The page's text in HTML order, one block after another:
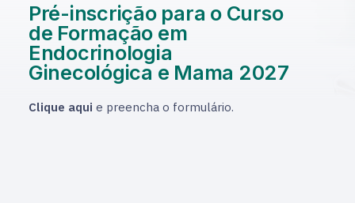
Pré-inscrição para o Curso
de Formação em
Endocrinologia
Ginecológica e Mama 2027
Clique aqui e preencha o formulário.